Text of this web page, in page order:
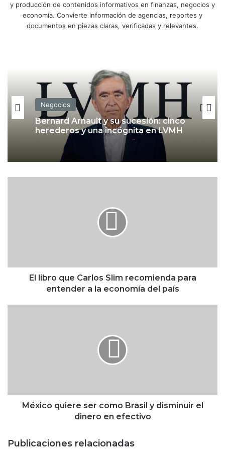
y producción de contenidos informativos en finanzas, negocios y
economía. Convierte información de agencias, reportes y
documentos en piezas claras, verificadas y relevantes.
Negocios
Negocios
Tomás Lozano asume como CFO de
Banorte; el banco refuerza su
estrategia de IA
u
r
i
El libro que Carlos Slim recomienda para
entender a la economía del país
i
e
México quiere ser como Brasil y disminuir el
dinero en efectivo
Publicaciones relacionadas